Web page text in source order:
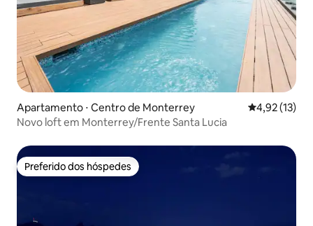
Apartamento ⋅ Centro de Monterrey 4,92 de uma
4,92 (13)
Novo loft em Monterrey/Frente Santa Lucia
Preferido dos hóspedes
Preferido dos hóspedes